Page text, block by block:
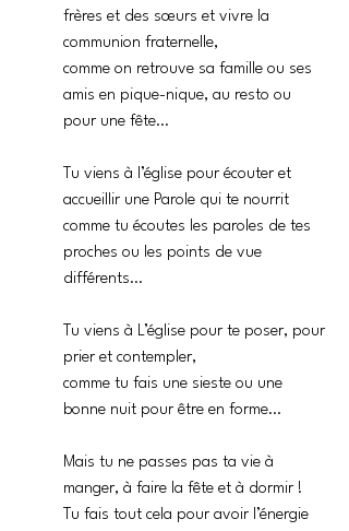
frères et des sœurs et vivre la
communion fraternelle,
comme on retrouve sa famille ou ses
amis en pique-nique, au resto ou
pour une fête…
Tu viens à l’église pour écouter et
accueillir une Parole qui te nourrit
comme tu écoutes les paroles de tes
proches ou les points de vue
différents…
Tu viens à L’église pour te poser, pour
prier et contempler,
comme tu fais une sieste ou une
bonne nuit pour être en forme…
Mais tu ne passes pas ta vie à
manger, à faire la fête et à dormir !
Tu fais tout cela pour avoir l’énergie